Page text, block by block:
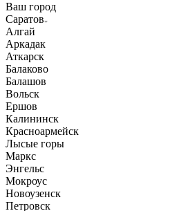
Ваш город
Саратов
Алгай
Аркадак
Аткарск
Балаково
Балашов
Вольск
Ершов
Калининск
Красноармейск
Лысые горы
Маркс
Энгельс
Мокроус
Новоузенск
Петровск